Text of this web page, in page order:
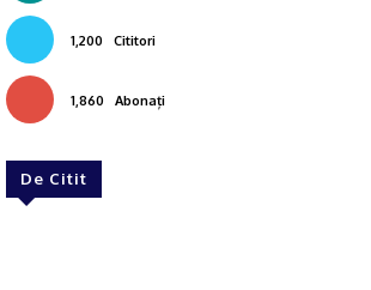
1,200 Cititori
1,860 Abonați
De Citit